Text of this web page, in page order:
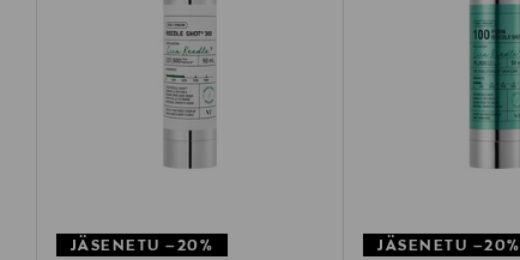
JÄSENETU –20%
JÄSENETU –20%